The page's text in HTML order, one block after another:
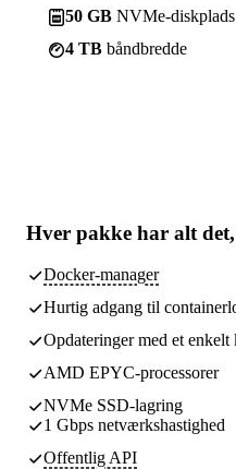
50 GB NVMe-diskplads
4 TB båndbredde
Hver pakke har alt
Docker-manager
Hurtig adgang til
Opdateringer med et
AMD EPYC-processorer
NVMe SSD-lagring
1 Gbps netværkshastighed
Offentlig API